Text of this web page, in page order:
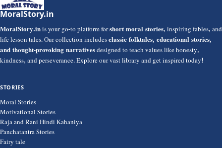
MoralStory.in
MoralStory.inis your go-to platform forshort moral stories, inspiring fables, and
life lesson tales. Our collection includesclassic folktales, educational stories,
and thought-provoking narrativesdesigned to teach values like honesty,
kindness, and perseverance. Explore our vast library and get inspired today!
STORIES
Moral Stories
Motivational Stories
Raja and Rani Hindi Kahaniya
Panchatantra Stories
Fairy tale